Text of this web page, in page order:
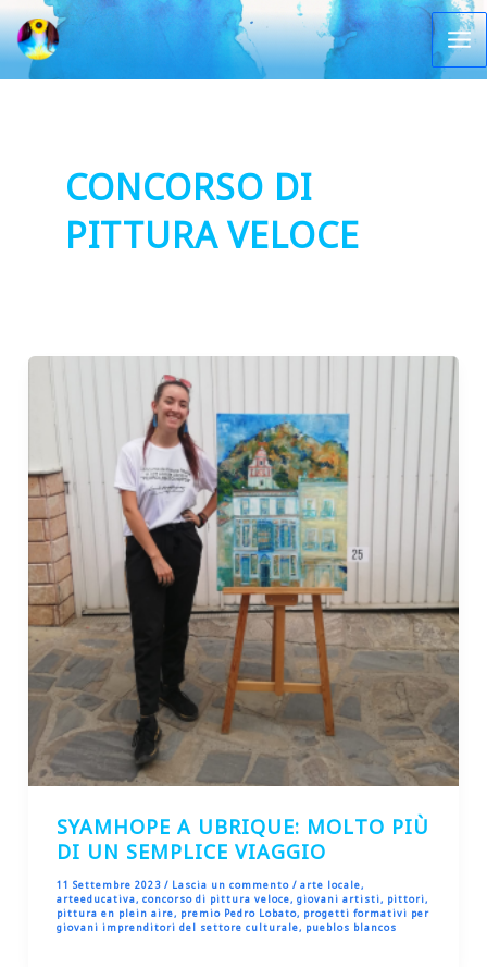
Vai
al
contenuto
CONCORSO DI
PITTURA VELOCE
SYAMHOPE A UBRIQUE: MOLTO PIÙ
DI UN SEMPLICE VIAGGIO
11 Settembre 2023 / Lascia un commento / arte locale,
arteeducativa, concorso di pittura veloce, giovani artisti, pittori,
pittura en plein aire, premio Pedro Lobato, progetti formativi per
giovani imprenditori del settore culturale, pueblos blancos